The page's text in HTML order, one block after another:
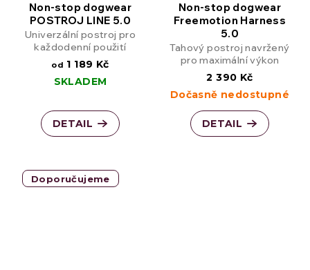
Non-stop dogwear
POSTROJ LINE 5.0
Univerzální postroj pro
každodenní použití
od 1 189 Kč
SKLADEM
DETAIL
Non-stop dogwear
Freemotion Harness
5.0
Tahový postroj navržený
pro maximální výkon
2 390 Kč
Dočasně nedostupné
DETAIL
Doporučujeme